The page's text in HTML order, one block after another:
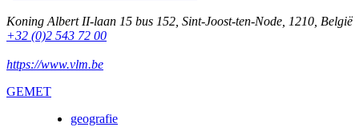
Koning Albert II-laan 15 bus 152 Sint-Joost-ten-Node 1210 België
+32 (0)2 543 72 00
https://www.vlm.be
GEMET
geografie